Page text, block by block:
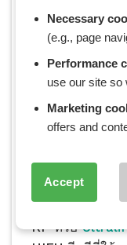
หัวเข่า หรือบริ
เลี่ยงแดดแรง
3. ยกกระชับใบ
สำคัญ อย่าพยา
ต่อเนื่องจนถึงก่
เดือนสุดท้าย เ
กลุ่มยกกระชับใ
RF หรือ
Necessary
(e.g., page
Performance
use our site so
Marketing
offers and
Accept